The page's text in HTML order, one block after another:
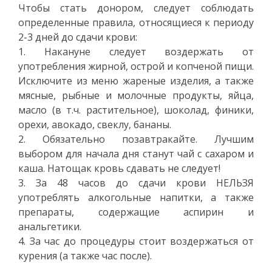
Чтобы стать донором, следует соблюдать
определенные правила, относящиеся к периоду
2-3 дней до сдачи крови:
1. Накануне следует воздержать от
употребления жирной, острой и копченой пищи.
Исключите из меню жареные изделия, а также
мясные, рыбные и молочные продукты, яйца,
масло (в т.ч. растительное), шоколад, финики,
орехи, авокадо, свеклу, бананы.
2. Обязательно позавтракайте. Лучшим
выбором для начала дня станут чай с сахаром и
каша. Натощак кровь сдавать не следует!
3. За 48 часов до сдачи крови НЕЛЬЗЯ
употреблять алкогольные напитки, а также
препараты, содержащие аспирин и
анальгетики.
4. За час до процедуры стоит воздержаться от
курения (а также час после).